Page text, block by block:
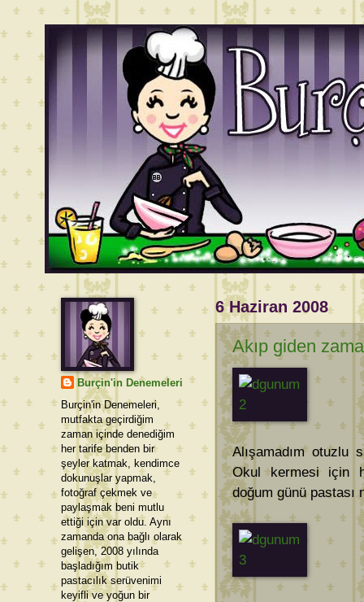
6 Haziran 2008
Akıp giden
Alışamadım
Okul kermesi için
doğum günü
Burçin'in Denemeleri
Burçin'in Denemeleri,
mutfakta geçirdiğim
zaman içinde denediğim
her tarife benden bir
şeyler katmak, kendimce
dokunuşlar yapmak,
fotoğraf çekmek ve
paylaşmak beni mutlu
ettiği için var oldu. Aynı
zamanda ona bağlı olarak
gelişen, 2008 yılında
başladığım butik
pastacılık serüvenimi
keyifli ve yoğun bir